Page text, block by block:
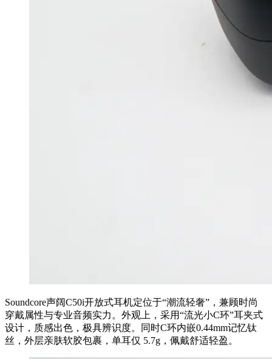
Soundcore声阔C50i开放式耳机定位于“潮流轻奢”，兼顾时尚
穿戴属性与专业音频实力。外观上，采用“流光小C环”耳夹式
设计，质感出色，极具辨识度。同时C环内嵌0.44mm记忆钛
丝，外层亲肤软胶包裹，单耳仅 5.7g，佩戴舒适轻盈。